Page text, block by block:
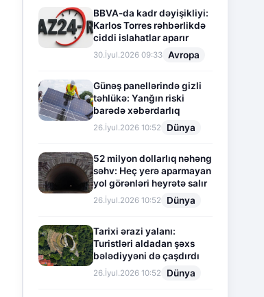
BBVA-da kadr dəyişikliyi:
Karlos Torres rəhbərlikdə
ciddi islahatlar aparır
30.İyul.2026 09:33 Avropa
Günəş panellərində gizli
təhlükə: Yanğın riski
barədə xəbərdarlıq
26.İyul.2026 10:52 Dünya
52 milyon dollarlıq nəhəng
səhv: Heç yerə aparmayan
yol görənləri heyrətə salır
26.İyul.2026 10:52 Dünya
Tarixi ərazi yalanı:
Turistləri aldadan şəxs
bələdiyyəni də çaşdırdı
26.İyul.2026 10:52 Dünya